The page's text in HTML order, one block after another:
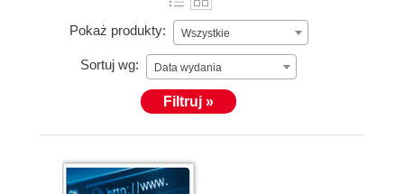
Pokaż produkty: Wszystkie
Sortuj wg: Data wydania
Filtruj »